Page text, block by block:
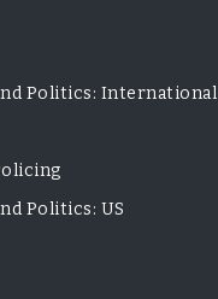
Politics: International
Politics: US